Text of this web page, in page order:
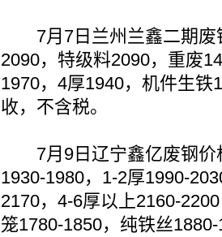
7月7日兰州兰鑫二期废
2090，特级料2090，重废
1970，4厚1940，机件生
收，不含税。
7月9日辽宁鑫亿废钢价
1930-1980，1-2厚1990-
2170，4-6厚以上2160-
笼1780-1850，纯铁丝